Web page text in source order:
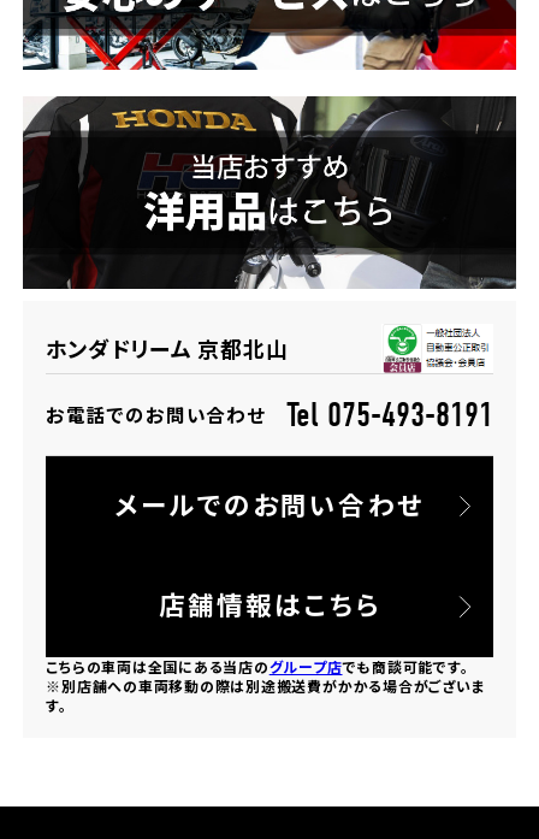
ホンダドリーム 京都北山
お電話でのお問い合わせ Tel 075-493-8191
メールでのお問い合わせ
店舗情報はこちら
こちらの車両は全国にある当店のグループ店でも商談可能です。
※別店舗への車両移動の際は別途搬送費がかかる場合がございま
す。
千葉県
ホンダドリーム 船橋
ホンダドリーム 松戸
ホンダドリーム 蘇我
ホンダドリーム ふかや花園
ホンダドリーム 所沢
ホンダドリーム 西宮甲子園
奈良県
ホンダドリーム 奈良